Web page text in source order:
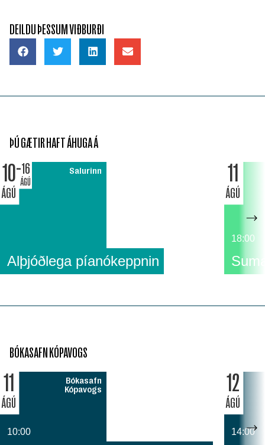
DEILDU ÞESSUM VIÐBURÐI
ÞÚ GÆTIR HAFT ÁHUGA Á
10
ÁGÚ
16
ÁGÚ
Salurinn
Alþjóðlega píanókeppnin
11
ÁGÚ
18:00
BÓKASAFN KÓPAVOGS
11
ÁGÚ
Bókasafn
Kópavogs
10:00
12
ÁGÚ
14:00